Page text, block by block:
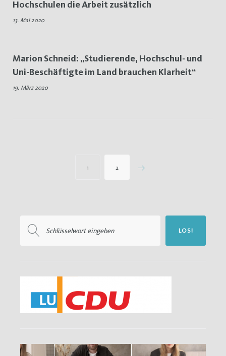
Hochschulen die Arbeit zusätzlich
13. Mai 2020
Marion Schneid: „Studierende, Hochschul- und
Uni-Beschäftigte im Land brauchen Klarheit“
19. März 2020
1 2
nach:
LOS!